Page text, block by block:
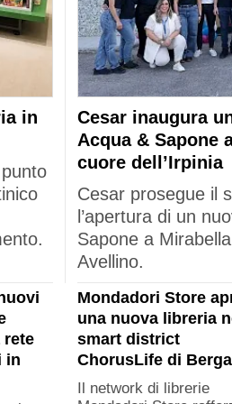
in
Cesar inaugura
Acqua & Sapone
cuore dell’Irpinia
Cesar prosegue il
l’apertura di un
Sapone a
Avellino.
rete
in
Mondadori Store
una nuova libreria
smart district
ChorusLife di
Il network di librerie